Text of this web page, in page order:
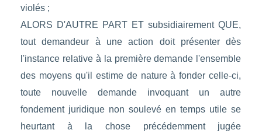
violés ;
ALORS D'AUTRE PART ET subsidiairement QUE,
tout demandeur à une action doit présenter dès
l'instance relative à la première demande l'ensemble
des moyens qu'il estime de nature à fonder celle-ci,
toute nouvelle demande invoquant un autre
fondement juridique non soulevé en temps utile se
heurtant à la chose précédemment jugée